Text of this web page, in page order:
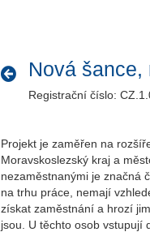
Nová
Registrační číslo:
Projekt je zaměřen na
Moravskoslezský kraj a
nezaměstnanými je značná
na trhu práce, nemají
získat zaměstnání a hrozí
jsou. U těchto osob vstupují